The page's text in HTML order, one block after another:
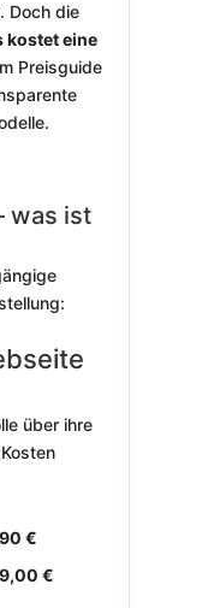
Doch die
kostet eine
Preisguide
was ist
über ihre
€
€